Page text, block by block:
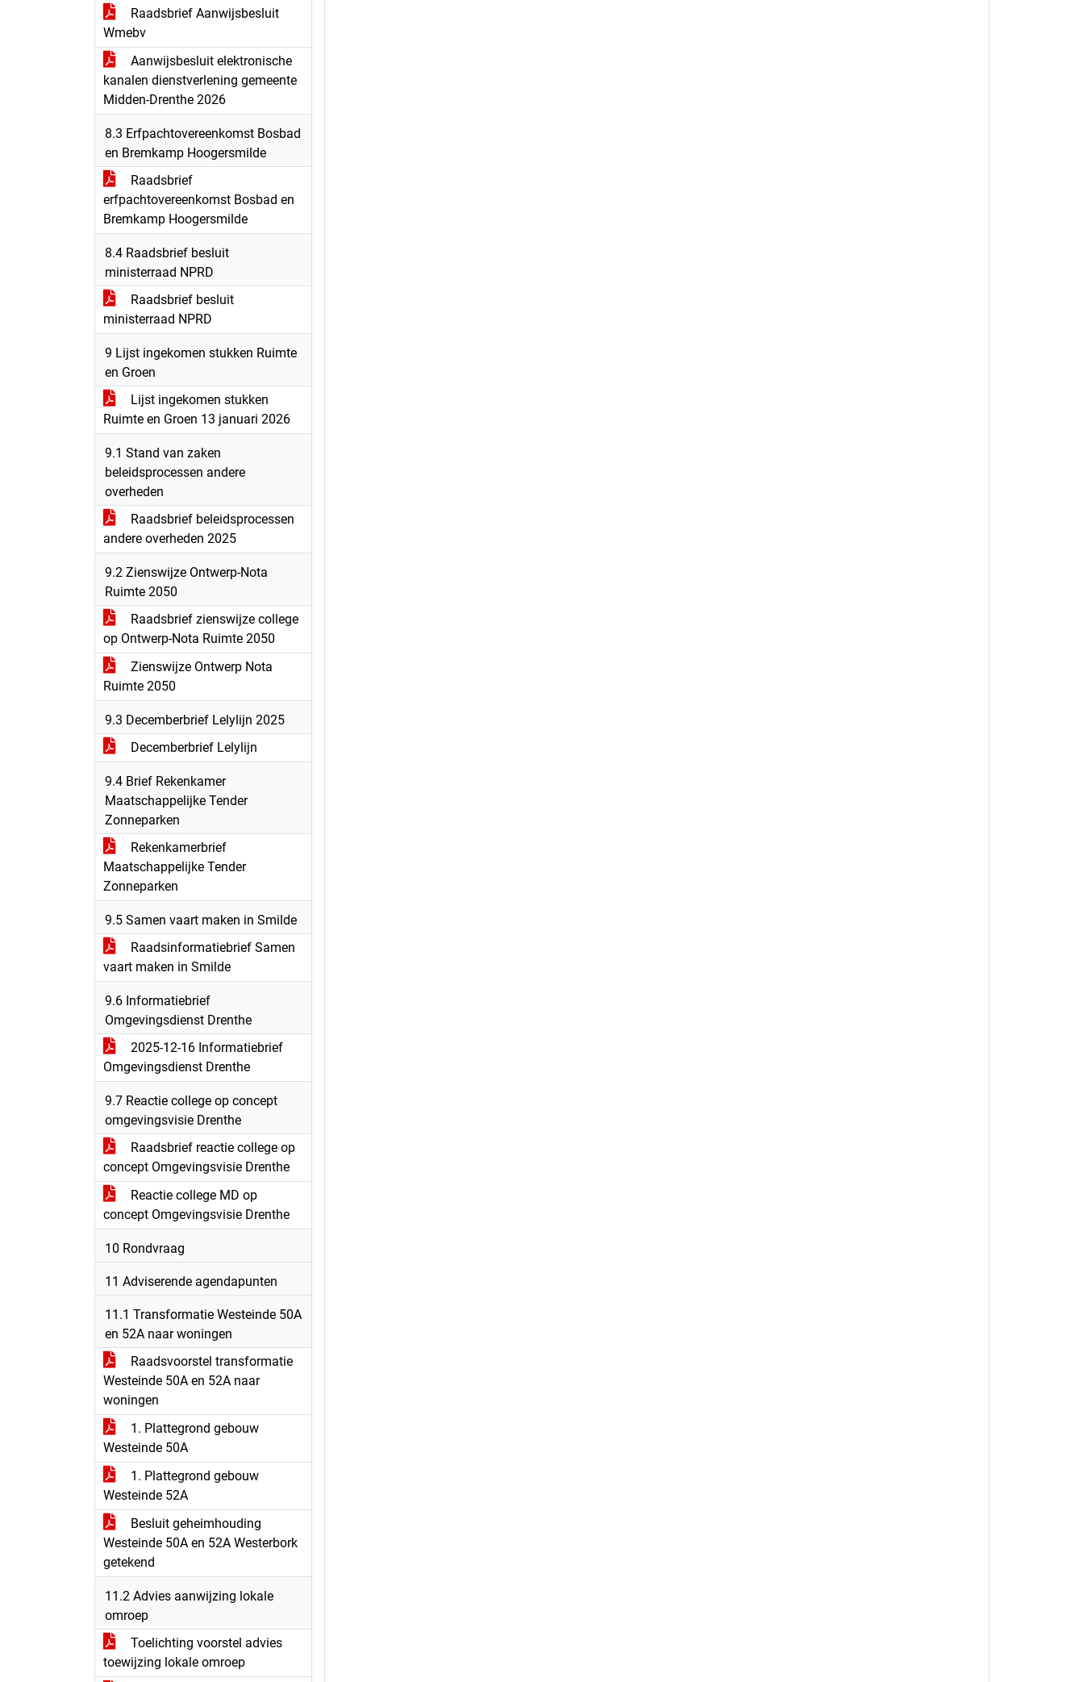
Raadsbrief Aanwijsbesluit
Wmebv
Aanwijsbesluit elektronische
kanalen dienstverlening gemeente
Midden-Drenthe 2026
8.3 Erfpachtovereenkomst Bosbad
en Bremkamp Hoogersmilde
Raadsbrief
erfpachtovereenkomst Bosbad en
Bremkamp Hoogersmilde
8.4 Raadsbrief besluit
ministerraad NPRD
Raadsbrief besluit
ministerraad NPRD
9 Lijst ingekomen stukken Ruimte
en Groen
Lijst ingekomen stukken
Ruimte en Groen 13 januari 2026
9.1 Stand van zaken
beleidsprocessen andere
overheden
Raadsbrief beleidsprocessen
andere overheden 2025
9.2 Zienswijze Ontwerp-Nota
Ruimte 2050
Raadsbrief zienswijze college
op Ontwerp-Nota Ruimte 2050
Zienswijze Ontwerp Nota
Ruimte 2050
9.3 Decemberbrief Lelylijn 2025
Decemberbrief Lelylijn
9.4 Brief Rekenkamer
Maatschappelijke Tender
Zonneparken
Rekenkamerbrief
Maatschappelijke Tender
Zonneparken
9.5 Samen vaart maken in Smilde
Raadsinformatiebrief Samen
vaart maken in Smilde
9.6 Informatiebrief
Omgevingsdienst Drenthe
2025-12-16 Informatiebrief
Omgevingsdienst Drenthe
9.7 Reactie college op concept
omgevingsvisie Drenthe
Raadsbrief reactie college op
concept Omgevingsvisie Drenthe
Reactie college MD op
concept Omgevingsvisie Drenthe
10 Rondvraag
11 Adviserende agendapunten
11.1 Transformatie Westeinde 50A
en 52A naar woningen
Raadsvoorstel transformatie
Westeinde 50A en 52A naar
woningen
1. Plattegrond gebouw
Westeinde 50A
1. Plattegrond gebouw
Westeinde 52A
Besluit geheimhouding
Westeinde 50A en 52A Westerbork
getekend
11.2 Advies aanwijzing lokale
omroep
Toelichting voorstel advies
toewijzing lokale omroep